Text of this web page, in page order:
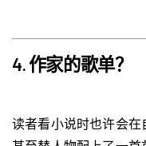
4. 作家的歌单？
读者看小说时也许会在